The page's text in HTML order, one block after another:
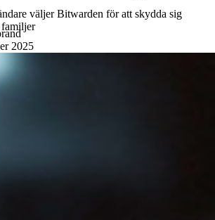
väljer Bitwarden för att skydda sig
familjer
2025